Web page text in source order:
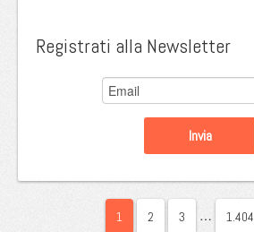
Registrati alla Newsletter
1 2 3 … 1.404